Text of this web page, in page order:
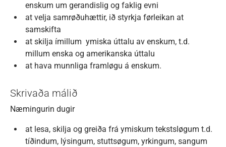
enskum um gerandislig og faklig evni
at velja samrøðuhættir, ið styrkja førleikan at
samskifta
at skilja ímillum ymiska úttalu av enskum, t.d.
millum enska og amerikanska úttalu
at hava munnliga framløgu á enskum.
Skrivaða málið
Næmingurin dugir
at lesa, skilja og greiða frá ymiskum tekstsløgum t.d.
tíðindum, lýsingum, stuttsøgum, yrkingum, sangum